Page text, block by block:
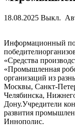
18.08.2025 Выкл.
Информационный
победители
«Средства
«Промышленная
организаций из
Москвы, Санкт-
Челябинска,
Дону.Учредители
развития
Иннополис.